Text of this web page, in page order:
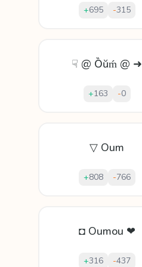
+695 -315
☟ @ Ȍŭḿ @ ➜
+163 -0
▽ Oum
+808 -766
◘ Oumou ❤
+316 -437